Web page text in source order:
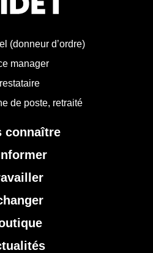
(donneur d’ordre)
manager
de poste, retraité
connaître